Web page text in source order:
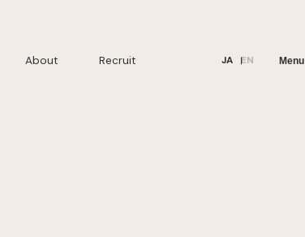
About Recruit JA EN Menu